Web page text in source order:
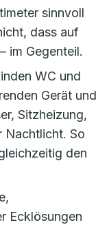
sinnvoll
dass auf
im Gegenteil.
WC und
Gerät und
Sitzheizung,
Nachtlicht. So
den
Ecklösungen